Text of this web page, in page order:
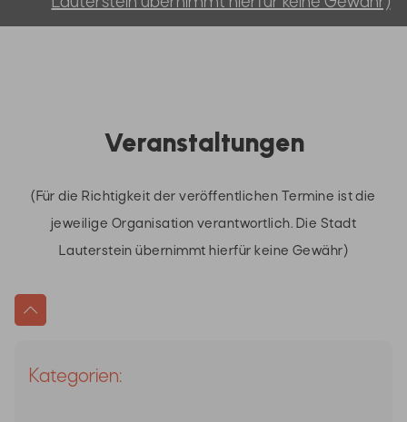
Lauterstein übernimmt hierfür keine Gewähr)
Veranstaltungen
(Für die Richtigkeit der veröffentlichen Termine ist die
jeweilige Organisation verantwortlich. Die Stadt
Lauterstein übernimmt hierfür keine Gewähr)
Kategorien: